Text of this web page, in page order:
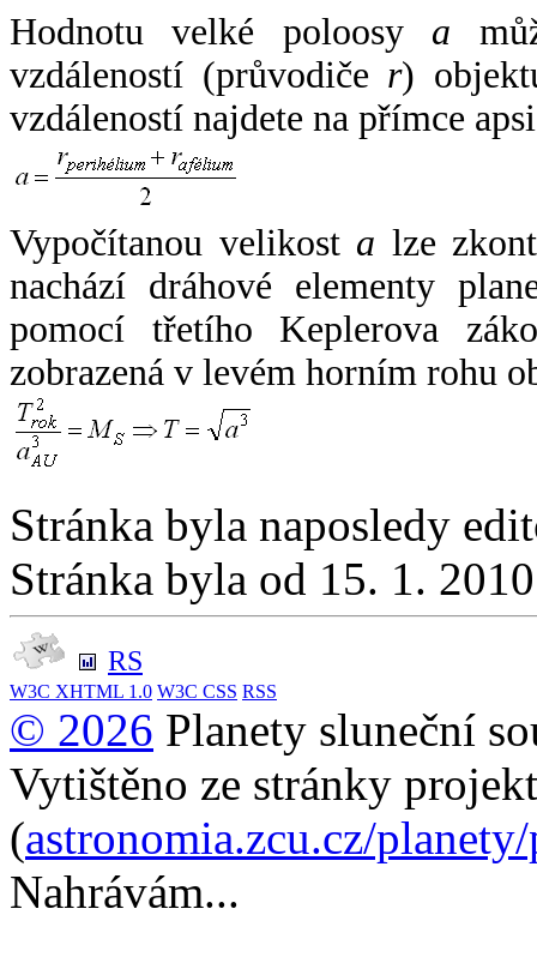
Hodnotu velké poloosy a
vzdáleností (průvodiče r)
vzdáleností najdete na přímce
Vypočítanou velikost a lze
nachází dráhové elementy
pomocí třetího Keplerova
zobrazená v levém horním rohu
Stránka byla naposledy
Stránka byla od 15. 1.
RS
W3C XHTML 1.0 W3C CSS RSS
© 2026 Planety sluneční
Vytištěno ze stránky
(astronomia.zcu.cz/
Nahrávám...